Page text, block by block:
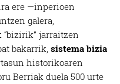
ere —inperioen
galera,
jarraitzen
bakarrik,sistema bizia
historikoaren
Berriak duela 500 urte